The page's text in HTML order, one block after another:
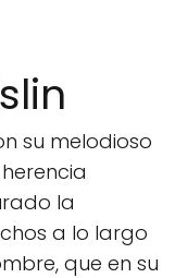
su melodioso
la
a lo largo
que en su